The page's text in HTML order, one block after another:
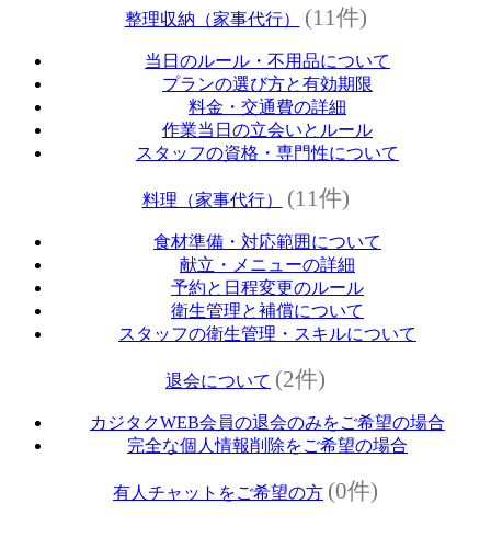
整理収納（家事代行） (11件)
当日のルール・不用品について
プランの選び方と有効期限
料金・交通費の詳細
作業当日の立会いとルール
スタッフの資格・専門性について
料理（家事代行） (11件)
食材準備・対応範囲について
献立・メニューの詳細
予約と日程変更のルール
衛生管理と補償について
スタッフの衛生管理・スキルについて
退会について (2件)
カジタクWEB会員の退会のみをご希望の場合
完全な個人情報削除をご希望の場合
有人チャットをご希望の方 (0件)